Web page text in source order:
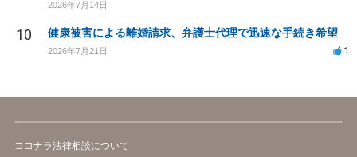
2026年7月14日
10 健康被害による離婚請求、弁護士代理で迅速な手続き希望
2026年7月21日 1
ココナラ法律相談について